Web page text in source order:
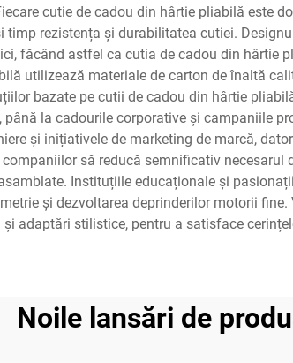
cutie de cadou din hârtie pliabilă este
rezistența și durabilitatea cutiei.
făcând astfel ca cutia de cadou din hârtie
utilizează materiale de carton de înaltă
bazate pe cutii de cadou din hârtie
la cadourile corporative și campaniile
și inițiativele de marketing de marcă,
să reducă semnificativ necesarul
Instituțiile educaționale și
și dezvoltarea deprinderilor motorii
adaptări stilistice, pentru a satisface
Noile lansări de